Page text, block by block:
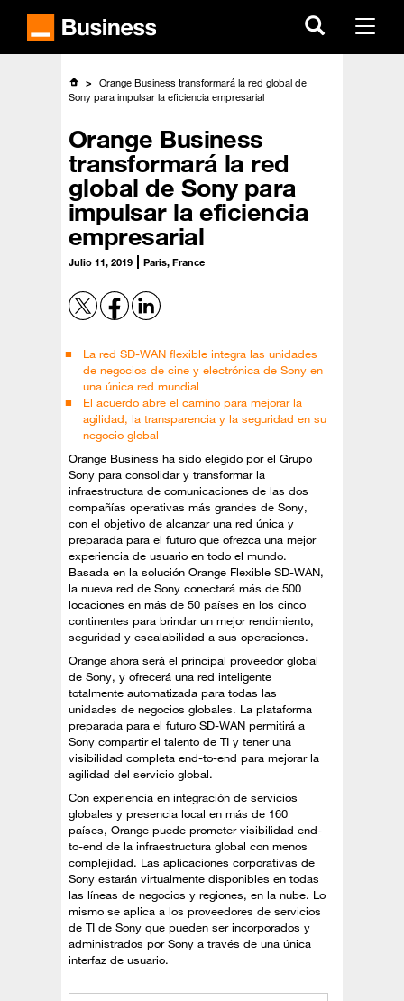
Menu
Orange Business transformará la red global de
Sony para impulsar la eficiencia empresarial
Orange Business
transformará la red
global de Sony para
impulsar la eficiencia
empresarial
Julio 11, 2019 Paris, France
La red SD-WAN flexible integra las unidades
de negocios de cine y electrónica de Sony en
una única red mundial
El acuerdo abre el camino para mejorar la
agilidad, la transparencia y la seguridad en su
negocio global
Orange Business ha sido elegido por el Grupo
Sony para consolidar y transformar la
infraestructura de comunicaciones de las dos
compañías operativas más grandes de Sony,
con el objetivo de alcanzar una red única y
preparada para el futuro que ofrezca una mejor
experiencia de usuario en todo el mundo.
Basada en la solución Orange Flexible SD-WAN,
la nueva red de Sony conectará más de 500
locaciones en más de 50 países en los cinco
continentes para brindar un mejor rendimiento,
seguridad y escalabilidad a sus operaciones.
Orange ahora será el principal proveedor global
de Sony, y ofrecerá una red inteligente
totalmente automatizada para todas las
unidades de negocios globales. La plataforma
preparada para el futuro SD-WAN permitirá a
Sony compartir el talento de TI y tener una
visibilidad completa end-to-end para mejorar la
agilidad del servicio global.
Con experiencia en integración de servicios
globales y presencia local en más de 160
países, Orange puede prometer visibilidad end-
to-end de la infraestructura global con menos
complejidad. Las aplicaciones corporativas de
Sony estarán virtualmente disponibles en todas
las líneas de negocios y regiones, en la nube. Lo
mismo se aplica a los proveedores de servicios
de TI de Sony que pueden ser incorporados y
administrados por Sony a través de una única
interfaz de usuario.